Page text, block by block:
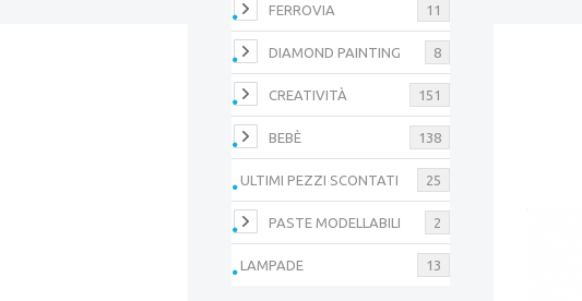
FERROVIA 11
DIAMOND PAINTING 8
CREATIVITÀ 151
BEBÈ 138
ULTIMI PEZZI SCONTATI 25
PASTE MODELLABILI 2
LAMPADE 13